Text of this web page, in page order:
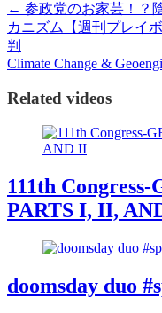
← 参政党のお家芸！？
カニズム【週刊プレイ
判
Climate Change &
Related videos
111th
PARTS I, II,
doomsday duo